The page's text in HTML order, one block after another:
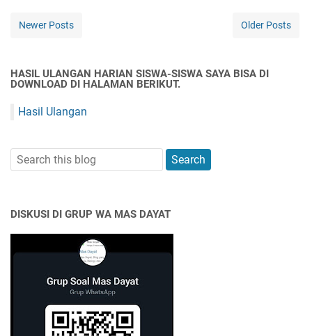
Newer Posts Older Posts
HASIL ULANGAN HARIAN SISWA-SISWA SAYA BISA DI
DOWNLOAD DI HALAMAN BERIKUT.
Hasil Ulangan
DISKUSI DI GRUP WA MAS DAYAT